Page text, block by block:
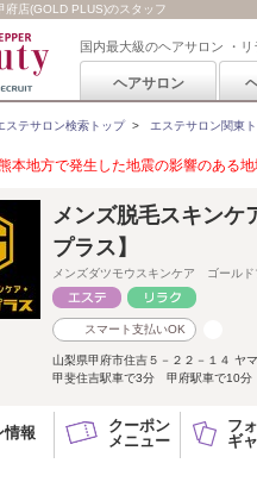
府店(GOLD PLUS)のスタッフ
国内最大級のヘアサロン ・
ヘアサロン
ステサロン検索トップ> エステサロン関東
本地方で発生した地震の影響のある
メンズ脱毛スキンケ
プラス】
メンズダツモウスキンケア ゴール
スマート支払いOK
山梨県甲府市住吉５－２２－１４ ヤ
甲斐住吉駅車で3分 甲府駅車で10分
情報
クーポン
メニュー
フ
ギ